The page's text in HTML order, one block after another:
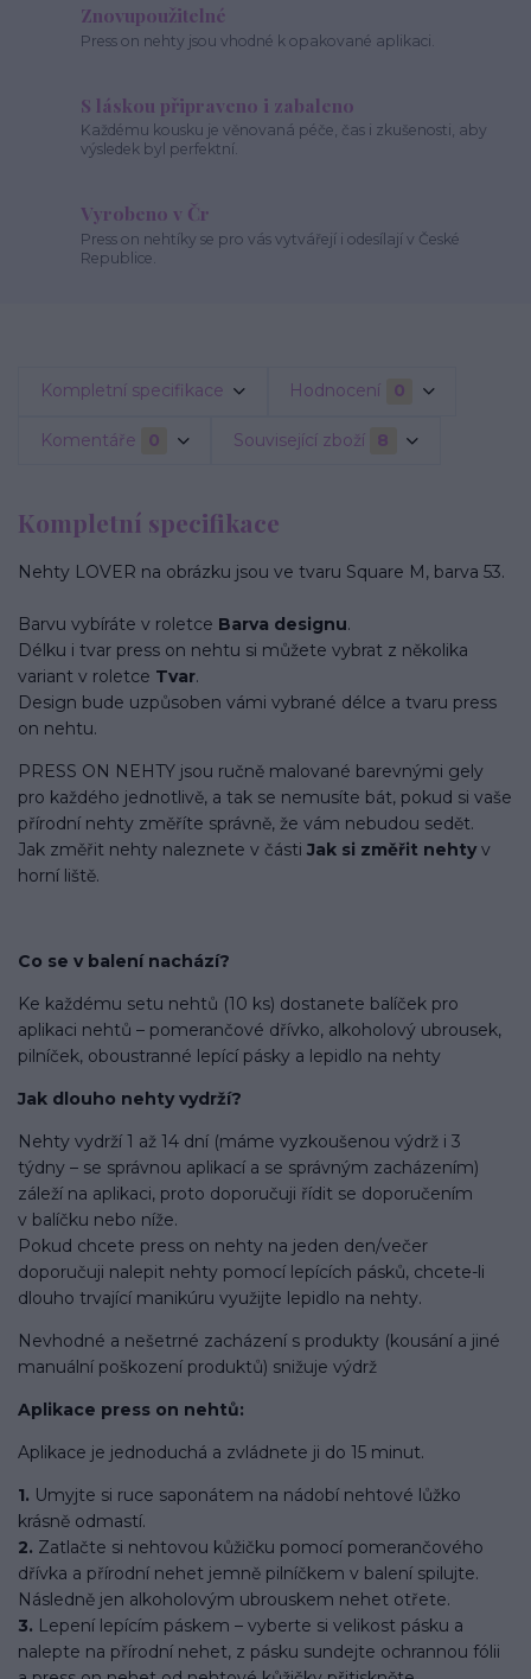
Znovupoužitelné
Press on nehty jsou vhodné k opakované aplikaci.
S láskou připraveno i zabaleno
Každému kousku je věnovaná péče, čas i zkušenosti, aby
výsledek byl perfektní.
Vyrobeno v Čr
Press on nehtíky se pro vás vytvářejí i odesílají v České
Republice.
Kompletní specifikace Hodnocení 0
Komentáře 0 Související zboží 8
Kompletní specifikace
Nehty LOVER na obrázku jsou ve tvaru Square M, barva 53.
Barvu vybíráte v roletce Barva designu.
Délku i tvar press on nehtu si můžete vybrat z několika
variant v roletce Tvar.
Design bude uzpůsoben vámi vybrané délce a tvaru press
on nehtu.
PRESS ON NEHTY jsou ručně malované barevnými gely
pro každého jednotlivě, a tak se nemusíte bát, pokud si vaše
přírodní nehty změříte správně, že vám nebudou sedět.
Jak změřit nehty naleznete v části Jak si změřit nehty v
horní liště.
Co se v balení nachází?
Ke každému setu nehtů (10 ks) dostanete balíček pro
aplikaci nehtů – pomerančové dřívko, alkoholový ubrousek,
pilníček, oboustranné lepící pásky a lepidlo na nehty
Jak dlouho nehty vydrží?
Nehty vydrží 1 až 14 dní (máme vyzkoušenou výdrž i 3
týdny – se správnou aplikací a se správným zacházením)
záleží na aplikaci, proto doporučuji řídit se doporučením
v balíčku nebo níže.
Pokud chcete press on nehty na jeden den/večer
doporučuji nalepit nehty pomocí lepících pásků, chcete-li
dlouho trvající manikúru využijte lepidlo na nehty.
Nevhodné a nešetrné zacházení s produkty (kousání a jiné
manuální poškození produktů) snižuje výdrž
Aplikace press on nehtů:
Aplikace je jednoduchá a zvládnete ji do 15 minut.
1. Umyjte si ruce saponátem na nádobí nehtové lůžko
krásně odmastí.
2. Zatlačte si nehtovou kůžičku pomocí pomerančového
dřívka a přírodní nehet jemně pilníčkem v balení spilujte.
Následně jen alkoholovým ubrouskem nehet otřete.
3. Lepení lepícím páskem – vyberte si velikost pásku a
nalepte na přírodní nehet, z pásku sundejte ochrannou fólii